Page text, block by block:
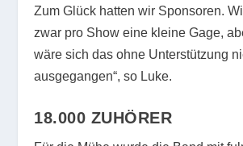
Zum Glück hatten wir Sponsoren.
zwar pro Show eine kleine Gage,
wäre sich das ohne Unterstützung
ausgegangen“, so Luke.
18.000 ZUHÖRER